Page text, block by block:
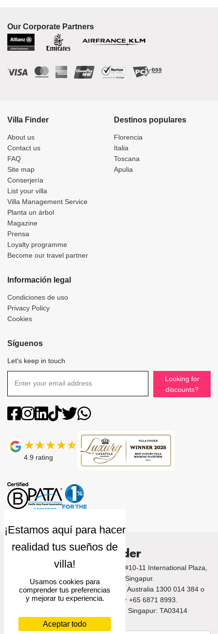
Our Corporate Partners
Villa Finder
About us
Contact us
FAQ
Site map
Conserjería
List your villa
Villa Management Service
Planta un árbol
Magazine
Prensa
Loyalty programme
Become our travel partner
Destinos populares
Florencia
Italia
Toscana
Apulia
Información legal
Condiciones de uso
Privacy Policy
Cookies
Síguenos
Let's keep in touch
Looking for
discounts?
4.9 rating
Villa Finder
© 2026 Villa Finder. 10 Anson Road, #10-11 International Plaza,
Singapore 079903, Singapur.
Llámanos a Bali +62 212 789 9797 / Australia 1300 014 384 o
+61 2 9191 7419 / Singapur +65 6871 8993.
Número de licencia turística de Singapur: TA03414
Usamos cookies para
comprender tus preferencias
y mejorar tu experiencia.
Aceptar todo